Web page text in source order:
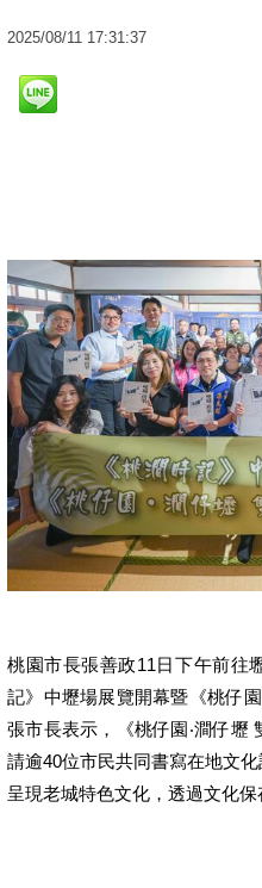
2025/08/11 17:31:37
桃園市長張善政11日下午前往
記》中壢場展覽開幕暨《桃仔
張市長表示，《桃仔園‧澗仔壢
請逾40位市民共同書寫在地文
呈現老城特色文化，透過文化保